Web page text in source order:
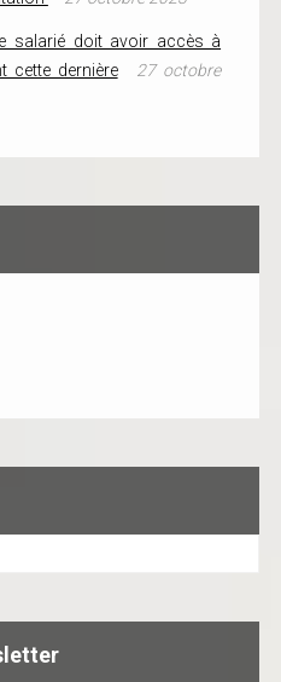
salarié doit avoir accès à
cette dernière
27 octobre